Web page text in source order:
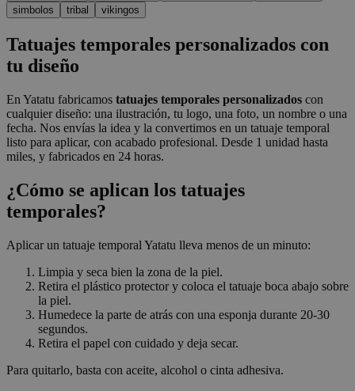
simbolos
tribal vikingos
Tatuajes temporales personalizados con
tu diseño
En Yatatu fabricamos tatuajes temporales personalizados con
cualquier diseño: una ilustración, tu logo, una foto, un nombre o una
fecha. Nos envías la idea y la convertimos en un tatuaje temporal
listo para aplicar, con acabado profesional. Desde 1 unidad hasta
miles, y fabricados en 24 horas.
¿Cómo se aplican los tatuajes
temporales?
Aplicar un tatuaje temporal Yatatu lleva menos de un minuto:
Limpia y seca bien la zona de la piel.
Retira el plástico protector y coloca el tatuaje boca abajo sobre
la piel.
Humedece la parte de atrás con una esponja durante 20-30
segundos.
Retira el papel con cuidado y deja secar.
Para quitarlo, basta con aceite, alcohol o cinta adhesiva.